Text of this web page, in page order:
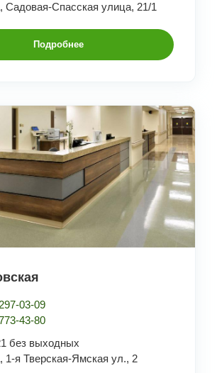
Садовая-Спасская улица, 21/1
Подробнее
03-09
43-80
без выходных
1-я Тверская-Ямская ул., 2